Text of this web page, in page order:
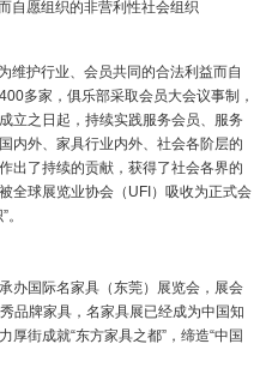
自愿组织的非营利性社会组织
维护行业、会员共同的合法利益而自
多家，俱乐部采取会员大会议事制，
立之日起，持续实践服务会员、服务
内外、家具行业内外、社会各阶层的
出了持续的贡献，获得了社会各界的
全球展览业协会（UFI）吸收为正式会
办国际名家具（东莞）展览会，展会
品牌家具，名家具展已经成为中国知
街成就“东方家具之都”，缔造“中国